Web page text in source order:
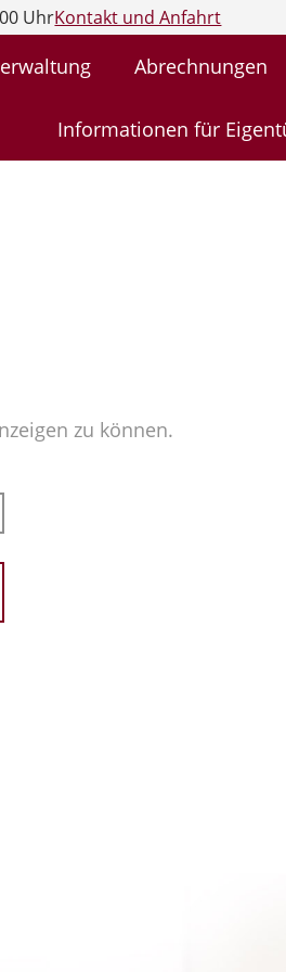
UhrKontakt und Anfahrt
Abrechnungen
Informationen für
zu können.